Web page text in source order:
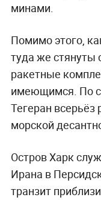
минами.
Помимо этого,
туда же
ракетные
имеющимся. По
Тегеран всерьёз
морской
Остров Харк
Ирана в
транзит